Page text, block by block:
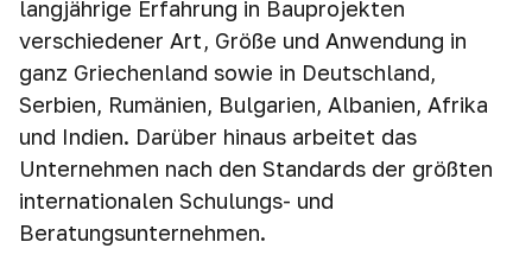
langjährige Erfahrung in Bauprojekten
verschiedener Art, Größe und Anwendung in
ganz Griechenland sowie in Deutschland,
Serbien, Rumänien, Bulgarien, Albanien, Afrika
und Indien. Darüber hinaus arbeitet das
Unternehmen nach den Standards der größten
internationalen Schulungs- und
Beratungsunternehmen.